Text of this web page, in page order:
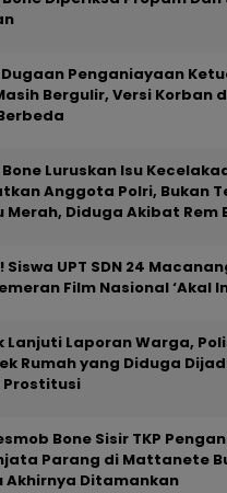
Penganiayaan
Bergulir, Versi Korban
Luruskan Isu
Anggota Polri, Bukan
Merah, Diduga Akibat Rem
Siswa UPT SDN 24
Film Nasional ‘Akal
Lanjuti Laporan Warga,
Rumah yang Diduga
Prostitusi
Bone Sisir TKP
Parang di Mattanete
Akhirnya Ditamankan